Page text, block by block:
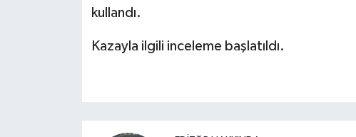
kullandı.
Kazayla ilgili inceleme başlatıldı.